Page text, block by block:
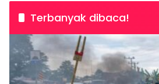
Terbanyak dibaca!